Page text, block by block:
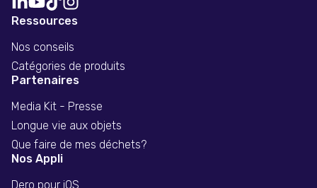
Ressources
Nos conseils
Catégories de produits
Partenaires
Media Kit - Presse
Longue vie aux objets
Que faire de mes déchets?
Nos Appli
Dero pour iOS